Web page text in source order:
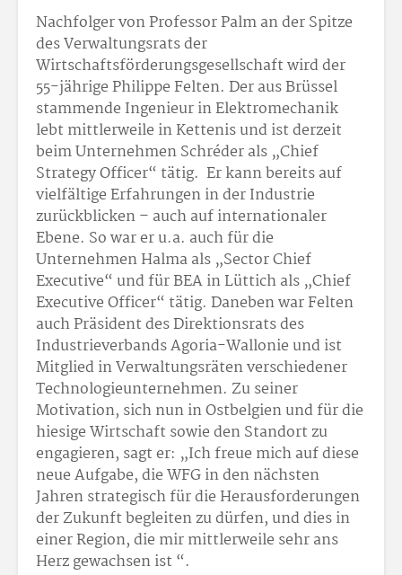
Nachfolger von Professor Palm an der Spitze
des Verwaltungsrats der
Wirtschaftsförderungsgesellschaft wird der
55-jährige Philippe Felten. Der aus Brüssel
stammende Ingenieur in Elektromechanik
lebt mittlerweile in Kettenis und ist derzeit
beim Unternehmen Schréder als „Chief
Strategy Officer“ tätig. Er kann bereits auf
vielfältige Erfahrungen in der Industrie
zurückblicken – auch auf internationaler
Ebene. So war er u.a. auch für die
Unternehmen Halma als „Sector Chief
Executive“ und für BEA in Lüttich als „Chief
Executive Officer“ tätig. Daneben war Felten
auch Präsident des Direktionsrats des
Industrieverbands Agoria-Wallonie und ist
Mitglied in Verwaltungsräten verschiedener
Technologieunternehmen. Zu seiner
Motivation, sich nun in Ostbelgien und für die
hiesige Wirtschaft sowie den Standort zu
engagieren, sagt er: „Ich freue mich auf diese
neue Aufgabe, die WFG in den nächsten
Jahren strategisch für die Herausforderungen
der Zukunft begleiten zu dürfen, und dies in
einer Region, die mir mittlerweile sehr ans
Herz gewachsen ist “.